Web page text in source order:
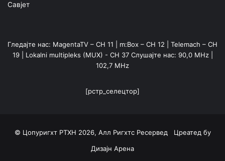
Савјет
Гледајте нас: MagentaTV – CH 11 | m:Box – CH 12 | Telemach – CH
19 | Lokalni multipleks (MUX) - CH 37 Слушајте нас: 90,0 MHz |
102,7 MHz
[рстр_селецтор]
© Цопyригхт РТХН 2026, Алл Ригхтс Ресервед Цреатед бy
Дизајн Арена